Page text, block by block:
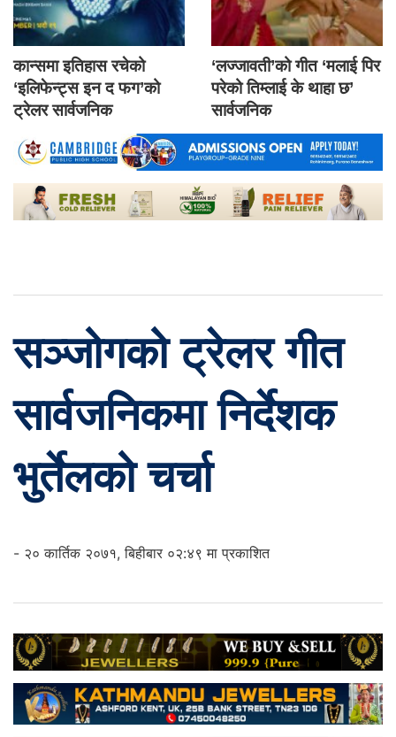
कान्समा इतिहास रचेको
‘इलिफेन्ट्स इन द फग’को
ट्रेलर सार्वजनिक
‘लज्जावती’को गीत ‘मलाई पिर
परेको तिम्लाई के थाहा छ’
सार्वजनिक
सञ्जोगको ट्रेलर गीत
सार्वजनिकमा निर्देशक
भुर्तेलको चर्चा
- २० कार्तिक २०७१, बिहीबार ०२:४९ मा प्रकाशित